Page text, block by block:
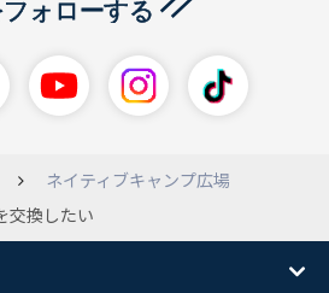
ネイティブキャンプ広場
交換したい